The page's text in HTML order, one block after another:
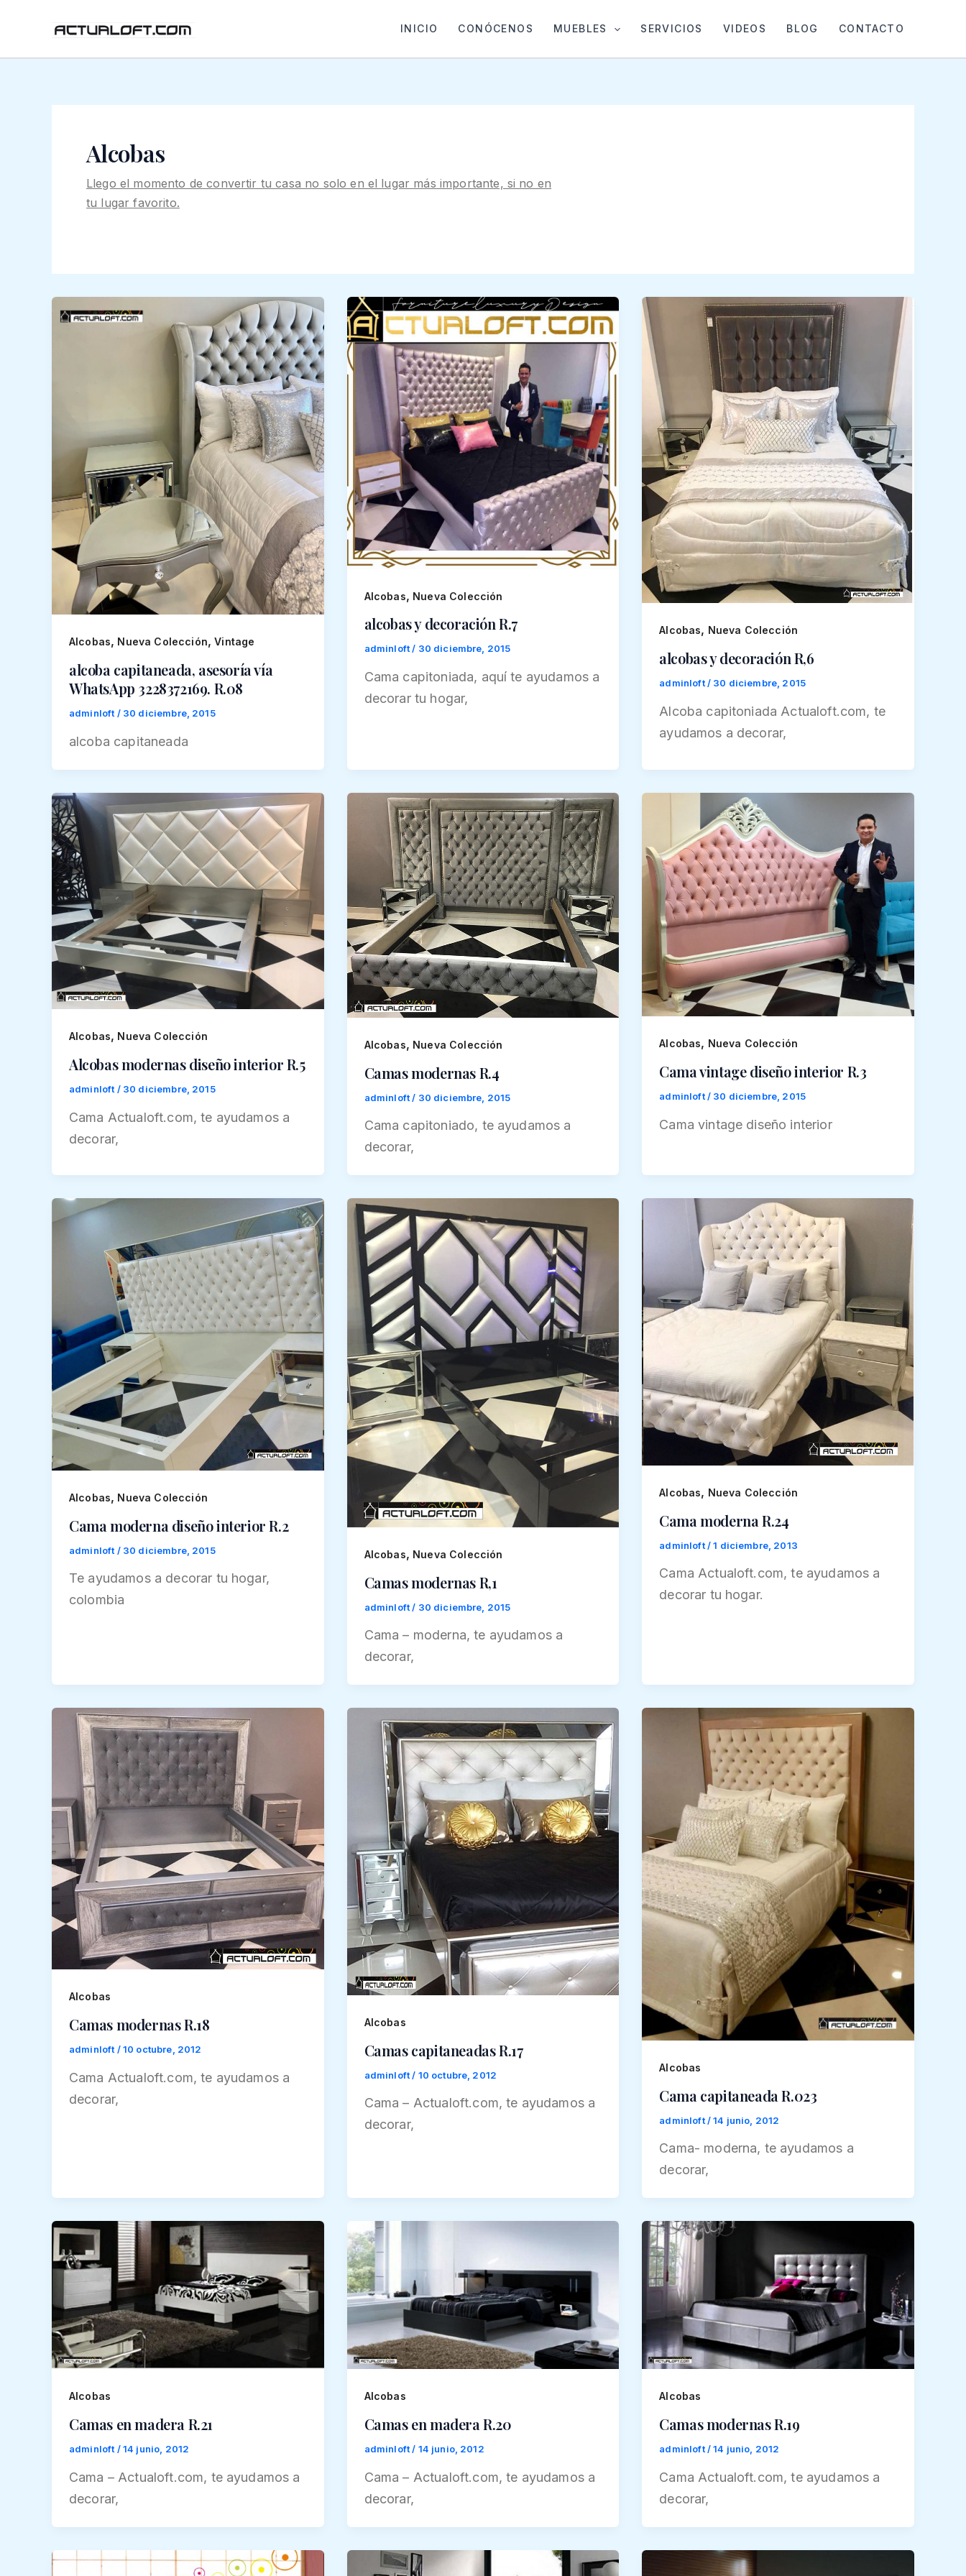
INICIO CONÓCENOS MUEBLES SERVICIOS VIDEOS BLOG CONTACTO
Alcobas
Llego el momento de convertir tu casa no solo en el lugar más importante, si no en
tu lugar favorito.
Alcobas, Nueva Colección,Vintage
alcoba capitaneada, asesoría vía
WhatsApp 3228372169. R.08
adminloft / 30 diciembre, 2015
alcoba capitaneada
Alcobas, Nueva Colección
alcobas y decoración R.7
adminloft/ 30 diciembre, 2015
Cama capitoniada, aquí te ayudamos a
decorar tu hogar,
Alcobas, Nueva Colección
alcobas y decoración R,6
adminloft/ 30 diciembre, 2015
Alcoba capitoniada Actualoft.com, te
ayudamos a decorar,
Alcobas, Nueva Colección
Alcobas modernas diseño interior R.5
adminloft / 30 diciembre, 2015
Cama Actualoft.com, te ayudamos a
decorar,
Alcobas, Nueva Colección
Camas modernas R.4
adminloft/ 30 diciembre, 2015
Cama capitoniado, te ayudamos a
decorar,
Alcobas, Nueva Colección
Cama vintage diseño interior R.3
adminloft/ 30 diciembre, 2015
Cama vintage diseño interior
Alcobas, Nueva Colección
Cama moderna diseño interior R.2
adminloft / 30 diciembre, 2015
Te ayudamos a decorar tu hogar,
colombia
Alcobas, Nueva Colección
Camas modernas R,1
adminloft/ 30 diciembre, 2015
Cama – moderna, te ayudamos a
decorar,
Alcobas, Nueva Colección
Cama moderna R.24
adminloft/1 diciembre, 2013
Cama Actualoft.com, te ayudamos a
decorar tu hogar.
Alcobas
Camas modernas R.18
adminloft /10 octubre, 2012
Cama Actualoft.com, te ayudamos a
decorar,
Alcobas
Camas capitaneadas R.17
adminloft/ 10 octubre, 2012
Cama – Actualoft.com, te ayudamos a
decorar,
Alcobas
Cama capitaneada R.023
adminloft/14 junio, 2012
Cama- moderna, te ayudamos a
decorar,
Alcobas
Camas en madera R.21
adminloft /14 junio, 2012
Cama – Actualoft.com, te ayudamos a
decorar,
Alcobas
Camas en madera R.20
adminloft/ 14 junio, 2012
Cama – Actualoft.com, te ayudamos a
decorar,
Alcobas
Camas modernas R.19
adminloft/14 junio, 2012
Cama Actualoft.com, te ayudamos a
decorar,